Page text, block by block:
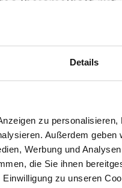
Details
zu
Außerdem
Werbung und
die Sie ihnen
zu unseren
lässt sich mit der
in Betrieb
Stunden mit einer